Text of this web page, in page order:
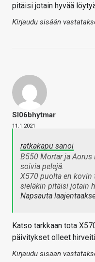
pitäisi jotain hyvää
Kirjaudu sisään
Sl06bhytmar
11.1.2021
ratkakapu sanoi
B550 Mortar ja
soivia pelejä.
X570 puolta en kovin
sieläkin pitäisi jotain
Napsauta
Katso tarkkaan tota
päivitykset olleet
Kirjaudu sisään